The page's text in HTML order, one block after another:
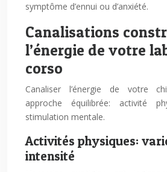
symptôme d’ennui ou d’anxiété.
Canalisations
l’énergie de votre
corso
Canaliser l’énergie de votre
approche équilibrée: activité
stimulation mentale.
Activités physiques:
intensité